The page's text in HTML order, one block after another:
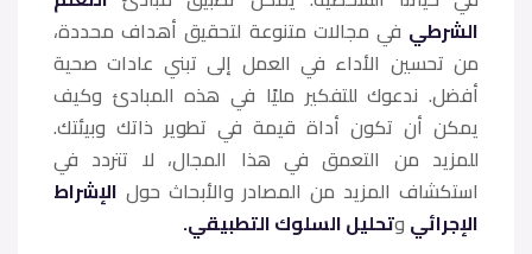
الشرطي في مجالات متنوعة لتحقيق أهداف محددة،
من تحسين الأداء في العمل إلى تبني عادات صحية
أفضل. ندعوك للتفكير مليًا في هذه المبادئ وكيف
يمكن أن تكون أداة قيمة في تطوير ذاتك وبيئتك.
للمزيد من التعمق في هذا المجال، لا تتردد في
استكشاف المزيد من المصادر والأبحاث حول الإشراط
الإجرائي وتحليل السلوك التطبيقي.